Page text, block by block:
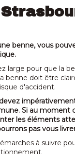
benne, vous
large pour que la
benne doit être
d'accident.
Si au moment
les éléments
pas vous
à suivre